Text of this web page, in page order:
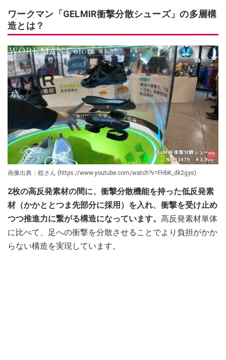
ワークマン「GELMIR衝撃分散シューズ」の多層構
造とは？
画像出典：稔さん (https://www.youtube.com/watch?v=FHbK_dk2gys)
2枚の高反発素材の間に、衝撃分散機能を持った低反発素
材（かかととつま先部分に採用）を入れ、衝撃を受け止め
つつ推進力に繋がる構造になっています。 高反発素材単体
に比べて、足への衝撃を分散させることでより負担がかか
らない構造を実現しています。